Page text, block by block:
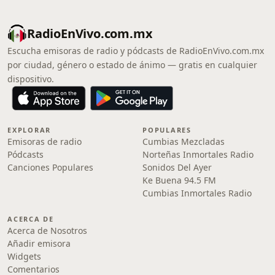
RadioEnVivo.com.mx
Escucha emisoras de radio y pódcasts de RadioEnVivo.com.mx
por ciudad, género o estado de ánimo — gratis en cualquier
dispositivo.
EXPLORAR
Emisoras de radio
Pódcasts
Canciones Populares
POPULARES
Cumbias Mezcladas
Norteñas Inmortales Radio
Sonidos Del Ayer
Ke Buena 94.5 FM
Cumbias Inmortales Radio
ACERCA DE
Acerca de Nosotros
Añadir emisora
Widgets
Comentarios